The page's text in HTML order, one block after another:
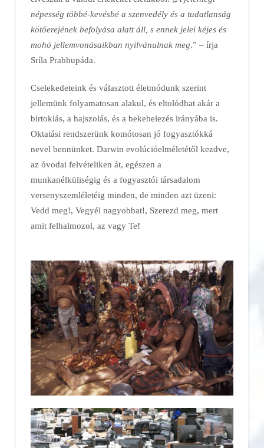
népesség többé-kevésbé a szenvedély és a tudatlanság
kötőerejének befolyása alatt áll, s ennek jelei kéjes és
mohó jellemvonásaikban nyilvánulnak meg.” – írja
Sríla Prabhupáda.
Cselekedeteink és választott életmódunk szerint
jellemünk folyamatosan alakul, és eltolódhat akár a
birtoklás, a hajszolás, és a bekebelezés irányába is.
Oktatási rendszerünk komótosan jó fogyasztókká
nevel bennünket. Darwin evolúcióelméletétől kezdve,
az óvodai felvételiken át, egészen a
munkanélküliségig és a fogyasztói társadalom
versenyszemléletéig minden, de minden azt üzeni:
Vedd meg!, Vegyél nagyobbat!, Szerezd meg, mert
amit felhalmozol, az vagy Te!